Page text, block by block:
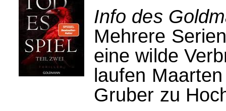
Info des
Mehrere
eine wilde
laufen
Gruber zu